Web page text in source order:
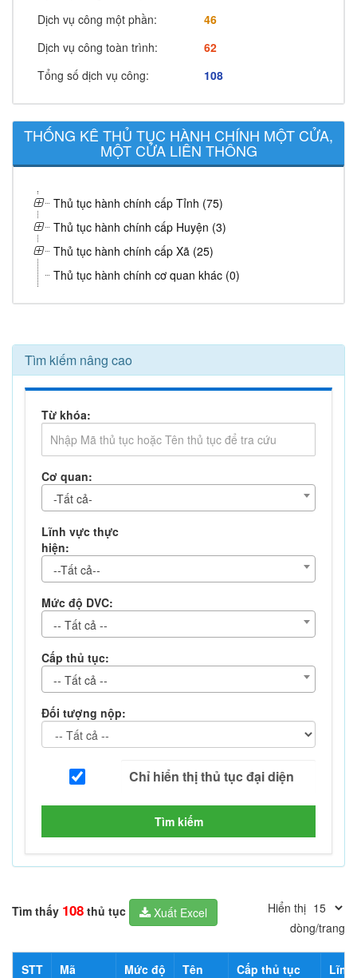
Dịch vụ công một phần:
46
Dịch vụ công toàn trình:
62
Tổng số dịch vụ công:
108
THỐNG KÊ THỦ TỤC HÀNH CHÍNH MỘT CỬA,
MỘT CỬA LIÊN THÔNG
Thủ tục hành chính cấp Tỉnh (75)
Thủ tục hành chính cấp Huyện (3)
Thủ tục hành chính cấp Xã (25)
Thủ tục hành chính cơ quan khác (0)
Tìm kiếm nâng cao
Từ khóa:
Cơ quan:
-Tất cả-
Lĩnh vực thực
hiện:
--Tất cả--
Mức độ DVC:
-- Tất cả --
Cấp thủ tục:
-- Tất cả --
Đối tượng nộp:
Tìm kiếm
Tìm thấy 108 thủ tục Xuất Excel
Hiển thị
dòng/trang
STT
Mã
Mức độ
Tên
Cấp thủ tục
Lĩnh